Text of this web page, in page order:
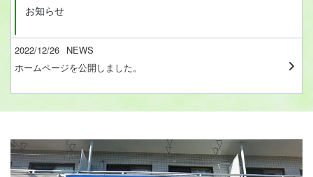
お知らせ
2022/12/26 NEWS
ホームページを公開しました。